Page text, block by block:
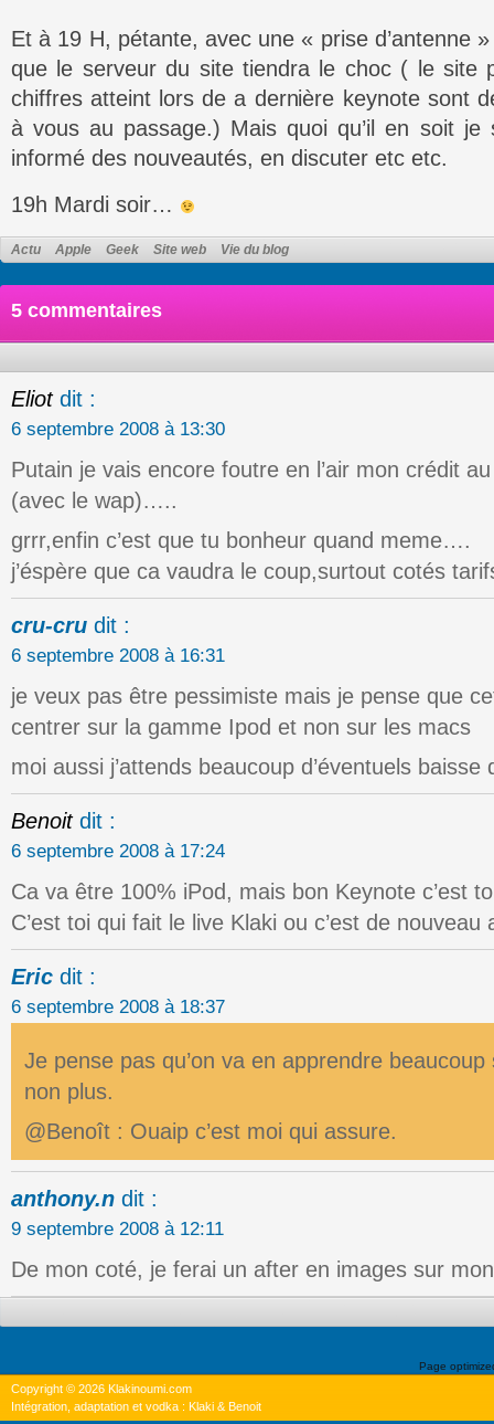
Et à 19 H, pétante, avec une « prise d’antenne
que le serveur du site tiendra le choc ( le site
chiffres atteint lors de a dernière keynote sont
à vous au passage.) Mais quoi qu’il en soit
informé des nouveautés, en discuter etc etc.
19h Mardi soir…
Actu Apple Geek Site web Vie du blog
5 commentaires
Eliot dit :
6 septembre 2008 à 13:30
Putain je vais encore foutre en l’air mon crédit
(avec le wap)…..
grrr,enfin c’est que tu bonheur quand meme….
j’éspère que ca vaudra le coup,surtout cotés
cru-cru dit :
6 septembre 2008 à 16:31
je veux pas être pessimiste mais je pense que
centrer sur la gamme Ipod et non sur les macs
moi aussi j’attends beaucoup d’éventuels
Benoit dit :
6 septembre 2008 à 17:24
Ca va être 100% iPod, mais bon Keynote c’est
C’est toi qui fait le live Klaki ou c’est de nouveau
Eric dit :
6 septembre 2008 à 18:37
Je pense pas qu’on va en apprendre
non plus.
@Benoît : Ouaip c’est moi qui assure.
anthony.n dit :
9 septembre 2008 à 12:11
De mon coté, je ferai un after en images sur
Page
Copyright © 2026 Klakinoumi.com
Intégration, adaptation et vodka : Klaki & Benoit